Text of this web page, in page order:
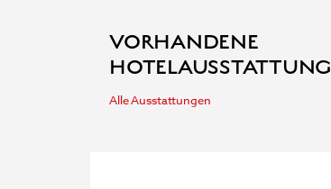
VORHANDENE
HOTELAUSSTATTUNG
Alle Ausstattungen